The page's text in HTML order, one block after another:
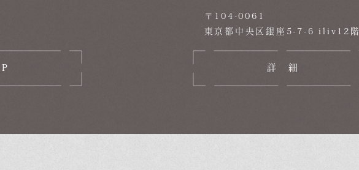
〒104-0061
東京都中央区銀座5-7-6 iliv12階
詳細